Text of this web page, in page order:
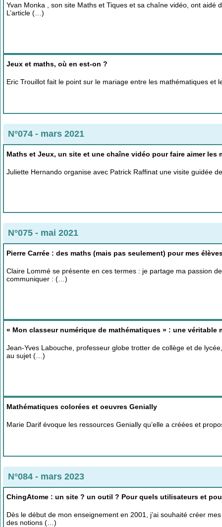
Yvan Monka , son site Maths et Tiques et sa chaîne vidéo, ont
L’article (…)
Jeux et maths, où en est-on ?
Eric Trouillot fait le point sur le mariage entre les mathématiques et
N°074 - mars 2021
Maths et Jeux, un site et une chaîne vidéo pour faire aimer les
Juliette Hernando organise avec Patrick Raffinat une visite guidée
N°075 - mai 2021
Pierre Carrée : des maths (mais pas seulement) pour mes
Claire Lommé se présente en ces termes : je partage ma passion
communiquer : (…)
« Mon classeur numérique de mathématiques » : une véritable
Jean-Yves Labouche, professeur globe trotter de collège et de
au sujet (…)
Mathématiques colorées et oeuvres Genially
Marie Darif évoque les ressources Genially qu’elle a créées et
N°084 - mars 2023
ChingAtome : un site ? un outil ? Pour quels utilisateurs et
Dès le début de mon enseignement en 2001, j’ai souhaité créer
des notions (…)